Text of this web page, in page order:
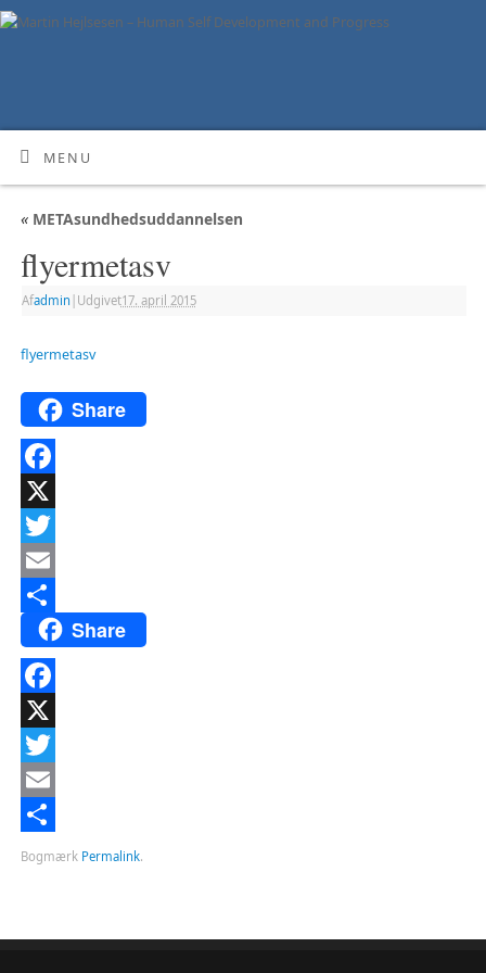
MENU
«METAsundhedsuddannelsen
flyermetasv
Afadmin Udgivet17. april 2015
flyermetasv
Share
Facebook
X
Twitter
Email
Del
Share
Facebook
X
Twitter
Email
Del
Bogmærk Permalink.